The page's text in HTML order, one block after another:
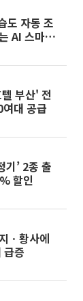
도 자동 조
AI 스마트
부산' 전
대 공급
기’ 2종 출
할인
ㆍ황사에
급증